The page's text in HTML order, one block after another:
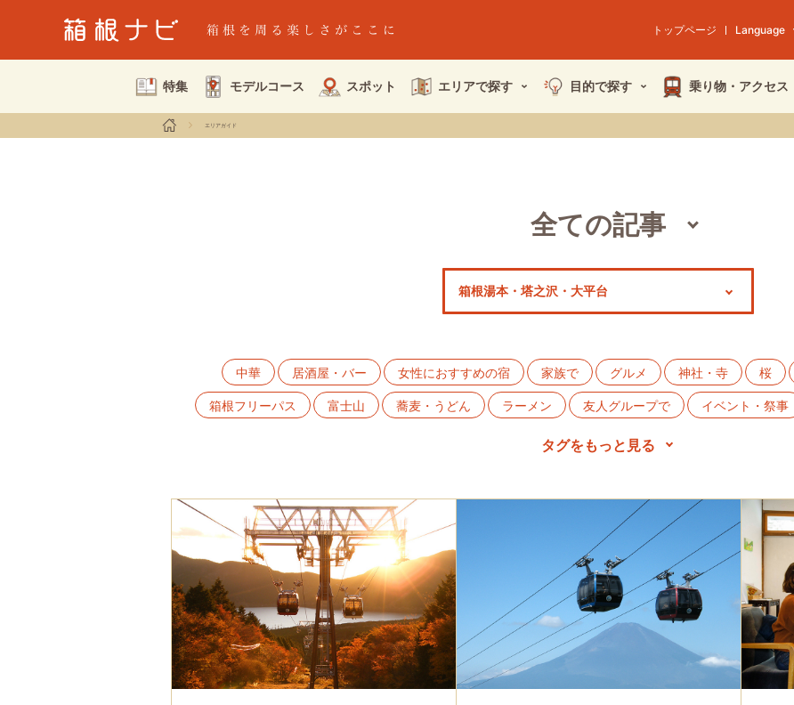
トップページ Language
特集 モデルコース スポット エリアで探す 目的で探す 乗り物・ アクセス
エリアガイド
全ての記事
スポット
モデルコース
イベント
中華 居酒屋・バー 女性におすすめの宿 家族で グルメ 神社・寺 桜
箱根フリーパス 富士山 蕎麦・うどん ラーメン 友人グループで イベント・祭事
大涌谷 カレー 公園・自然
お土産 歴史・旧跡 和食 温泉 箱根湯本 仙石原